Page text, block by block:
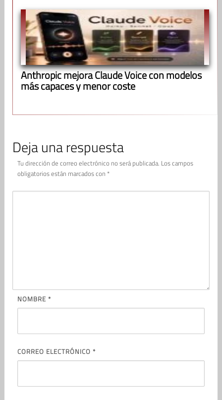
Anthropic mejora Claude Voice con modelos
más capaces y menor coste
Deja una respuesta
Tu dirección de correo electrónico no será publicada. Los campos
obligatorios están marcados con *
NOMBRE *
CORREO ELECTRÓNICO *